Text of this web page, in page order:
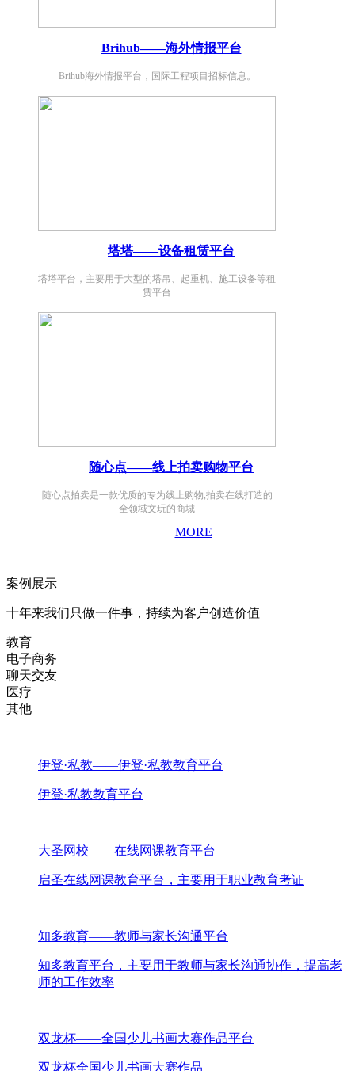
Brihub——海外情报平台
Brihub海外情报平台，国际工程项目招标信息。
塔塔——设备租赁平台
塔塔平台，主要用于大型的塔吊、起重机、施工设备等租
赁平台
随心点——线上拍卖购物平台
随心点拍卖是一款优质的专为线上购物,拍卖在线打造的
全领域文玩的商城
MORE
案例展示
十年来我们只做一件事，持续为客户创造价值
教育
电子商务
聊天交友
医疗
其他
伊登·私教——伊登·私教教育平台
伊登·私教教育平台
大圣网校——在线网课教育平台
启圣在线网课教育平台，主要用于职业教育考证
知多教育——教师与家长沟通平台
知多教育平台，主要用于教师与家长沟通协作，提高老
师的工作效率
双龙杯——全国少儿书画大赛作品平台
双龙杯全国少儿书画大赛作品